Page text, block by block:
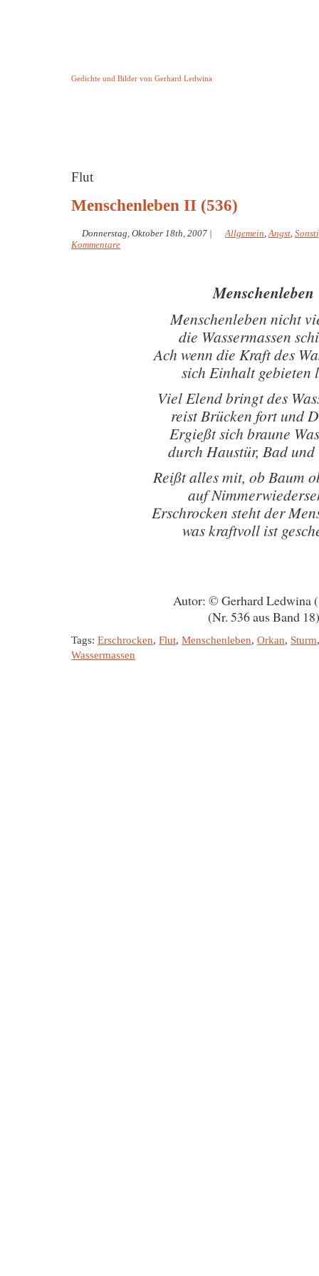
Gedichte und Bilder von Gerhard Ledwina
Flut
Menschenleben II (536)
Donnerstag, Oktober 18th, 2007 | Allgemein,Angst,
Kommentare
Menschenleben
Menschenleben nicht
die Wassermassen
Ach wenn die Kraft des
sich Einhalt gebieten
Viel Elend bringt des
reist Brücken fort und
Ergießt sich braune
durch Haustür, Bad und
Reißt alles mit, ob Baum
auf
Erschrocken steht der
was kraftvoll ist
Autor: © Gerhard Ledwina
(Nr. 536 aus Band 18)
Tags: Erschrocken, Flut, Menschenleben, Orkan, Sturm
Wassermassen